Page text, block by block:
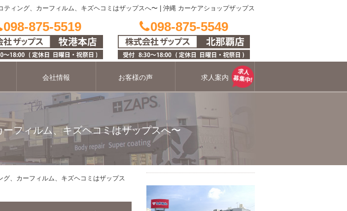
ィング、カーフィルム、キズヘコミはザップスへ〜 沖縄 カーケアショップザップス
098-875-5519 098-875-5549
会社情報 お客様の声 求人案内
フィルム、キズヘコミはザップスへ〜
、カーフィルム、キズヘコミはザップス